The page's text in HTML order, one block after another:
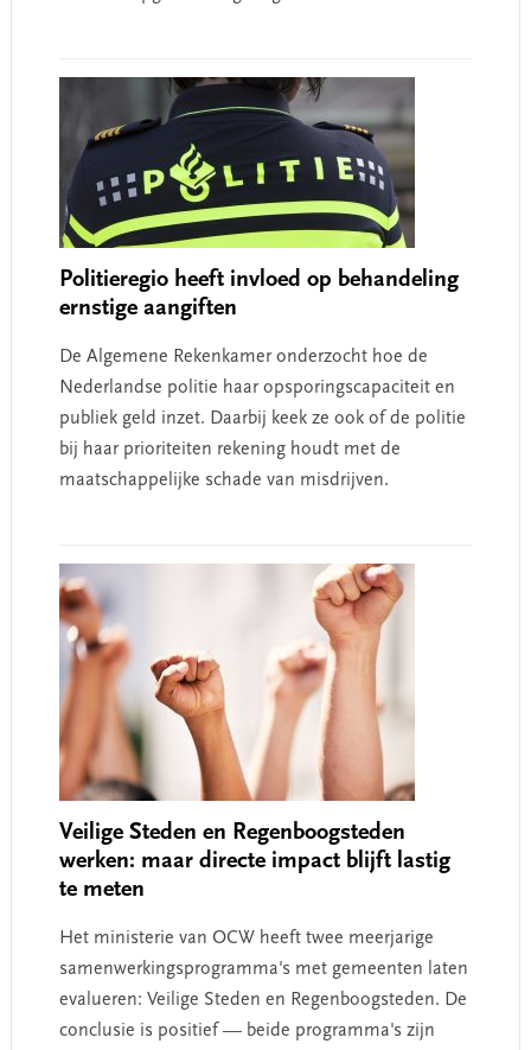
Politieregio heeft invloed op behandeling
ernstige aangiften
De Algemene Rekenkamer onderzocht hoe de
Nederlandse politie haar opsporingscapaciteit en
publiek geld inzet. Daarbij keek ze ook of de politie
bij haar prioriteiten rekening houdt met de
maatschappelijke schade van misdrijven.
Veilige Steden en Regenboogsteden
werken: maar directe impact blijft lastig
te meten
Het ministerie van OCW heeft twee meerjarige
samenwerkingsprogramma's met gemeenten laten
evalueren: Veilige Steden en Regenboogsteden. De
conclusie is positief — beide programma's zijn